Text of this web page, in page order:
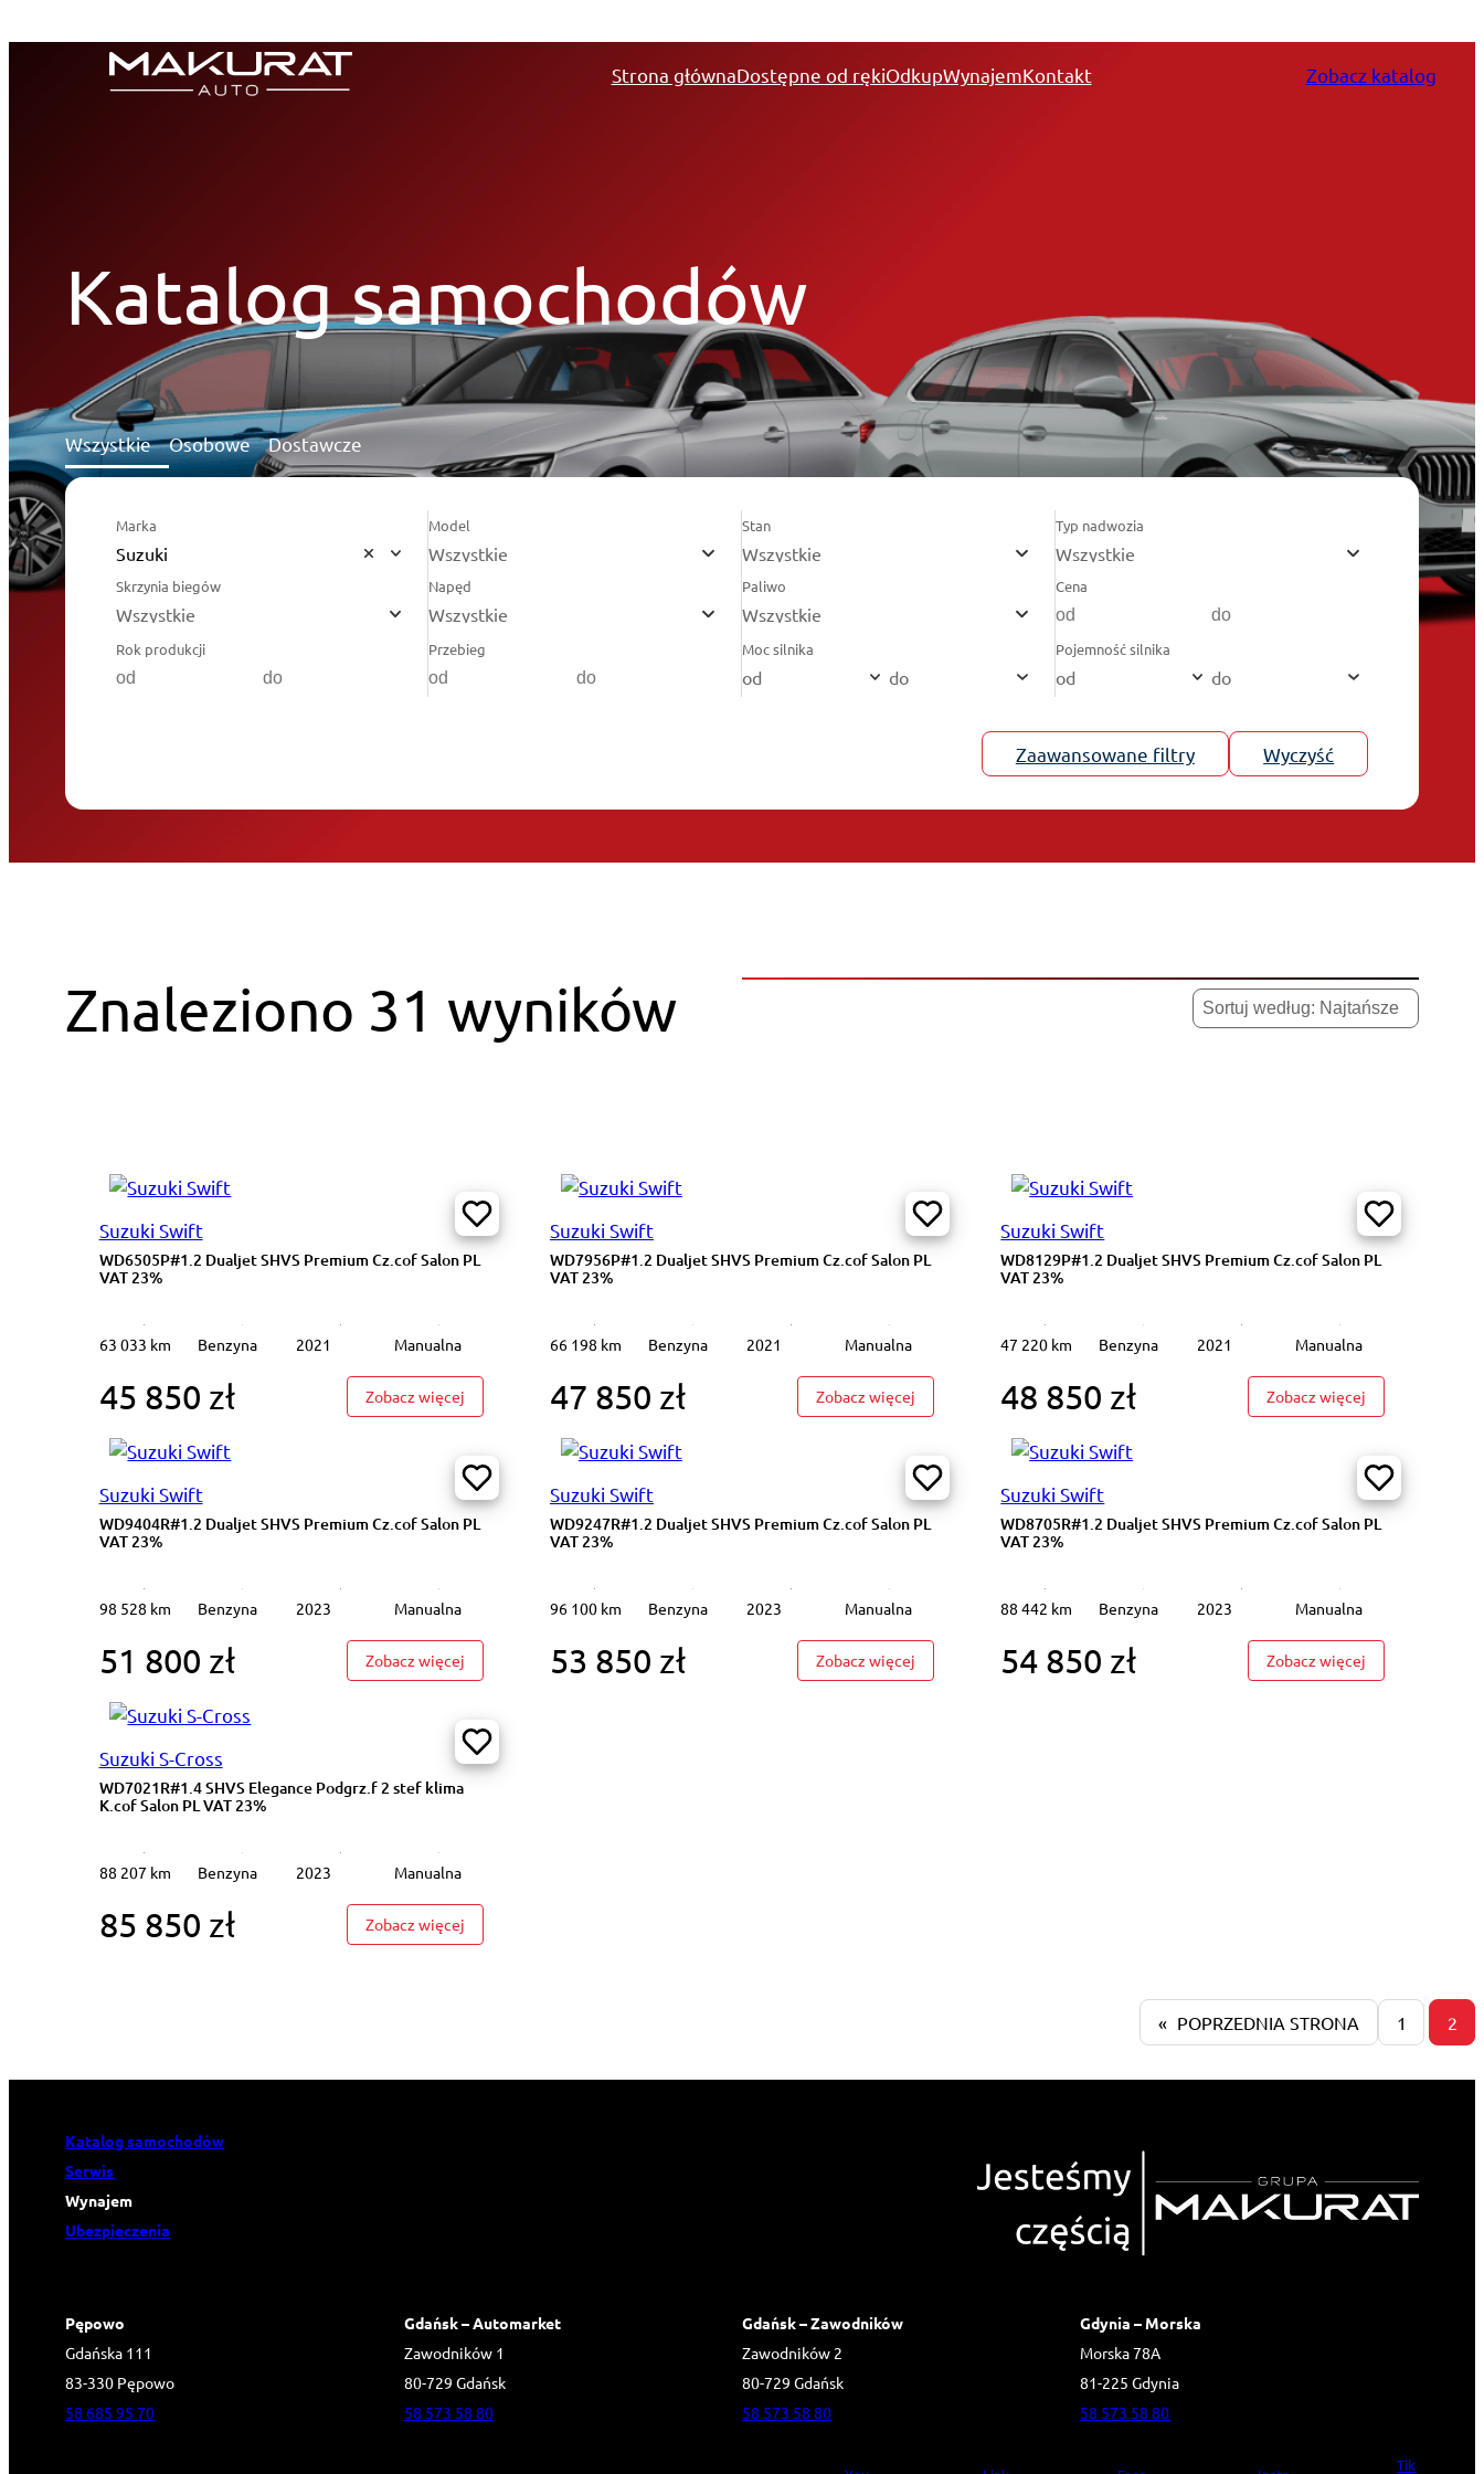
do
Strona głównaDostępne od rękiOdkupWynajemKontakt Zobacz katalog
Katalog samochodów
Wszystkie Osobowe Dostawcze
Marka
Suzuki
Model
Wszystkie
Stan
Wszystkie
Typ nadwozia
Wszystkie
Skrzynia biegów
Wszystkie
Napęd
Wszystkie
Paliwo
Wszystkie
Cena
Rok produkcji Przebieg Moc silnika
od do
Pojemność silnika
od do
Zaawansowane filtry Wyczyść
Znaleziono 31 wyników
Suzuki Swift
WD6505P#1.2 Dualjet SHVS Premium Cz.cof Salon PL
VAT 23%
63 033 km Benzyna 2021 Manualna
45 850 zł Zobacz więcej: WD6505P#1.2 Dualjet SHVS Premium Cz.cof Salon PL VAT 23%
Suzuki Swift
WD7956P#1.2 Dualjet SHVS Premium Cz.cof Salon PL
VAT 23%
66 198 km Benzyna 2021 Manualna
47 850 zł Zobacz więcej : WD7956P#1.2 Dualjet SHVS Premium Cz.cof Salon PL VAT 23%
Suzuki Swift
WD8129P#1.2 Dualjet SHVS Premium Cz.cof Salon PL
VAT 23%
47 220 km Benzyna 2021 Manualna
48 850 zł Zobacz więcej
Suzuki Swift
WD9404R#1.2 Dualjet SHVS Premium Cz.cof Salon PL
VAT 23%
98 528 km Benzyna 2023 Manualna
51 800 zł Zobacz więcej: WD9404R#1.2 Dualjet SHVS Premium Cz.cof Salon PL VAT 23%
Suzuki Swift
WD9247R#1.2 Dualjet SHVS Premium Cz.cof Salon PL
VAT 23%
96 100 km Benzyna 2023 Manualna
53 850 zł Zobacz więcej : WD9247R#1.2 Dualjet SHVS Premium Cz.cof Salon PL VAT 23%
Suzuki Swift
WD8705R#1.2 Dualjet SHVS Premium Cz.cof Salon PL
VAT 23%
88 442 km Benzyna 2023 Manualna
54 850 zł Zobacz więcej
Suzuki S-Cross
WD7021R#1.4 SHVS Elegance Podgrz.f 2 stef klima
K.cof Salon PL VAT 23%
88 207 km Benzyna 2023 Manualna
85 850 zł Zobacz więcej: WD7021R#1.4 SHVS Elegance Podgrz.f 2 stef klima K.cof Salon PL VAT 23%
« POPRZEDNIA STRONA 1 2
Katalog samochodów
Serwis
Wynajem
Ubezpieczenia
Pępowo
Gdańska 111
83-330 Pępowo
58 685 95 70
Gdańsk – Automarket
Zawodników 1
80-729 Gdańsk
58 573 58 80
Gdańsk – Zawodników
Zawodników 2
80-729 Gdańsk
58 573 58 80
Gdynia – Morska
Morska 78A
81-225 Gdynia
58 573 58 80
Tik